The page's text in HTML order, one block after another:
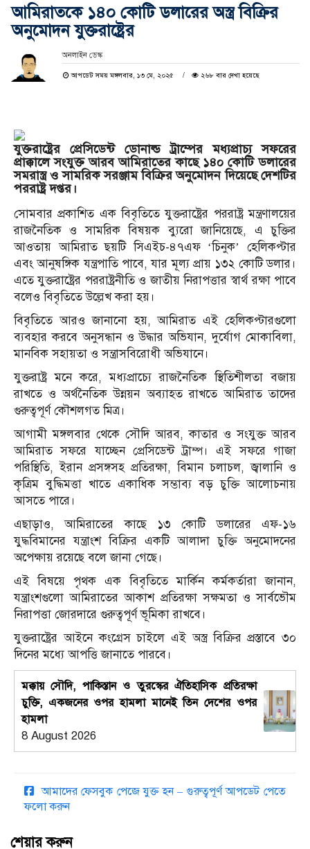
আমিরাতকে ১৪০ কোটি ডলারের অস্ত্র বিক্রির
অনুমোদন যুক্তরাষ্ট্রের
অনলাইন ডেস্ক
আপডেট সময় মঙ্গলবার, ১৩ মে, ২০২৫ ২৬৮ বার দেখা হয়েছে
যুক্তরাষ্ট্রের প্রেসিডেন্ট ডোনাল্ড ট্রাম্পের মধ্যপ্রাচ্য সফরের
প্রাক্কালে সংযুক্ত আরব আমিরাতের কাছে ১৪০ কোটি ডলারের
সমরাস্ত্র ও সামরিক সরঞ্জাম বিক্রির অনুমোদন দিয়েছে দেশটির
পররাষ্ট্র দপ্তর।
সোমবার প্রকাশিত এক বিবৃতিতে যুক্তরাষ্ট্রের পররাষ্ট্র মন্ত্রণালয়ের
রাজনৈতিক ও সামরিক বিষয়ক ব্যুরো জানিয়েছে, এ চুক্তির
আওতায় আমিরাত ছয়টি সিএইচ-৪৭এফ ‘চিনুক’ হেলিকপ্টার
এবং আনুষঙ্গিক যন্ত্রপাতি পাবে, যার মূল্য প্রায় ১৩২ কোটি ডলার।
এতে যুক্তরাষ্ট্রের পররাষ্ট্রনীতি ও জাতীয় নিরাপত্তার স্বার্থ রক্ষা পাবে
বলেও বিবৃতিতে উল্লেখ করা হয়।
বিবৃতিতে আরও জানানো হয়, আমিরাত এই হেলিকপ্টারগুলো
ব্যবহার করবে অনুসন্ধান ও উদ্ধার অভিযান, দুর্যোগ মোকাবিলা,
মানবিক সহায়তা ও সন্ত্রাসবিরোধী অভিযানে।
যুক্তরাষ্ট্র মনে করে, মধ্যপ্রাচ্যে রাজনৈতিক স্থিতিশীলতা বজায়
রাখতে ও অর্থনৈতিক উন্নয়ন অব্যাহত রাখতে আমিরাত তাদের
গুরুত্বপূর্ণ কৌশলগত মিত্র।
আগামী মঙ্গলবার থেকে সৌদি আরব, কাতার ও সংযুক্ত আরব
আমিরাত সফরে যাচ্ছেন প্রেসিডেন্ট ট্রাম্প। এই সফরে গাজা
পরিস্থিতি, ইরান প্রসঙ্গসহ প্রতিরক্ষা, বিমান চলাচল, জ্বালানি ও
কৃত্রিম বুদ্ধিমত্তা খাতে একাধিক সম্ভাব্য বড় চুক্তি আলোচনায়
আসতে পারে।
এছাড়াও, আমিরাতের কাছে ১৩ কোটি ডলারের এফ-১৬
যুদ্ধবিমানের যন্ত্রাংশ বিক্রির একটি আলাদা চুক্তি অনুমোদনের
অপেক্ষায় রয়েছে বলে জানা গেছে।
এই বিষয়ে পৃথক এক বিবৃতিতে মার্কিন কর্মকর্তারা জানান,
যন্ত্রাংশগুলো আমিরাতের আকাশ প্রতিরক্ষা সক্ষমতা ও সার্বভৌম
নিরাপত্তা জোরদারে গুরুত্বপূর্ণ ভূমিকা রাখবে।
যুক্তরাষ্ট্রের আইনে কংগ্রেস চাইলে এই অস্ত্র বিক্রির প্রস্তাবে ৩০
দিনের মধ্যে আপত্তি জানাতে পারবে।
মক্কায় সৌদি, পাকিস্তান ও তুরস্কের ঐতিহাসিক প্রতিরক্ষা
চুক্তি, একজনের ওপর হামলা মানেই তিন দেশের ওপর
হামলা
8 August 2026
আমাদের ফেসবুক পেজে যুক্ত হন – গুরুত্বপূর্ণ আপডেট পেতে
ফলো করুন
শেয়ার করুন